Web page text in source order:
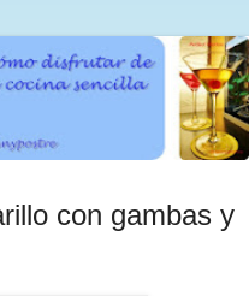
con gambas y